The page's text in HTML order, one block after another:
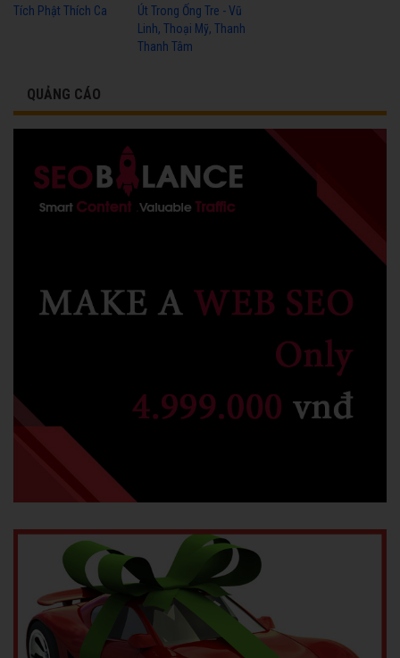
Tích Phật Thích Ca
Út Trong Ống Tre - Vũ
Linh, Thoại Mỹ, Thanh
Thanh Tâm
QUẢNG CÁO